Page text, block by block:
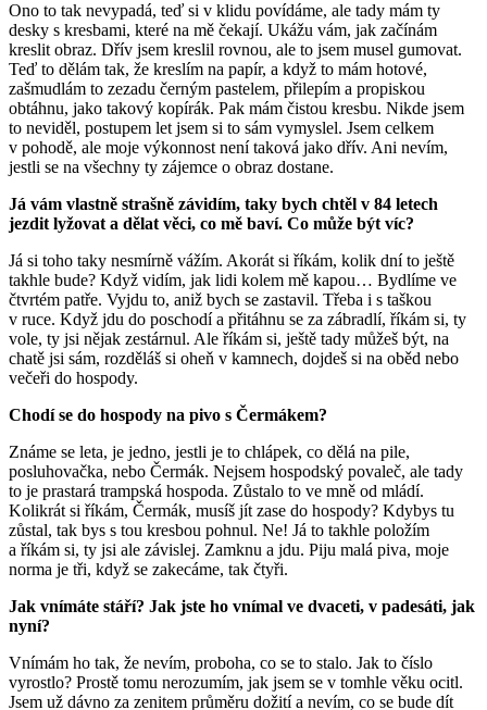
Ono to tak nevypadá, teď si v klidu povídáme, ale tady mám ty
desky s kresbami, které na mě čekají. Ukážu vám, jak začínám
kreslit obraz. Dřív jsem kreslil rovnou, ale to jsem musel gumovat.
Teď to dělám tak, že kreslím na papír, a když to mám hotové,
zašmudlám to zezadu černým pastelem, přilepím a propiskou
obtáhnu, jako takový kopírák. Pak mám čistou kresbu. Nikde jsem
to neviděl, postupem let jsem si to sám vymyslel. Jsem celkem
v pohodě, ale moje výkonnost není taková jako dřív. Ani nevím,
jestli se na všechny ty zájemce o obraz dostane.
Já vám vlastně strašně závidím, taky bych chtěl v 84 letech
jezdit lyžovat a dělat věci, co mě baví. Co může být víc?
Já si toho taky nesmírně vážím. Akorát si říkám, kolik dní to ještě
takhle bude? Když vidím, jak lidi kolem mě kapou… Bydlíme ve
čtvrtém patře. Vyjdu to, aniž bych se zastavil. Třeba i s taškou
v ruce. Když jdu do poschodí a přitáhnu se za zábradlí, říkám si, ty
vole, ty jsi nějak zestárnul. Ale říkám si, ještě tady můžeš být, na
chatě jsi sám, rozděláš si oheň v kamnech, dojdeš si na oběd nebo
večeři do hospody.
Chodí se do hospody na pivo s Čermákem?
Známe se leta, je jedno, jestli je to chlápek, co dělá na pile,
posluhovačka, nebo Čermák. Nejsem hospodský povaleč, ale tady
to je prastará trampská hospoda. Zůstalo to ve mně od mládí.
Kolikrát si říkám, Čermák, musíš jít zase do hospody? Kdybys tu
zůstal, tak bys s tou kresbou pohnul. Ne! Já to takhle položím
a říkám si, ty jsi ale závislej. Zamknu a jdu. Piju malá piva, moje
norma je tři, když se zakecáme, tak čtyři.
Jak vnímáte stáří? Jak jste ho vnímal ve dvaceti, v padesáti, jak
nyní?
Vnímám ho tak, že nevím, proboha, co se to stalo. Jak to číslo
vyrostlo? Prostě tomu nerozumím, jak jsem se v tomhle věku ocitl.
Jsem už dávno za zenitem průměru dožití a nevím, co se bude dít